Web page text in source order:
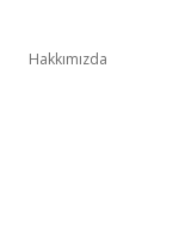
Hakkımızda